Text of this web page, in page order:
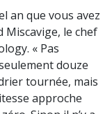
an que vous avez
Miscavige, le chef
« Pas
douze
tournée, mais
approche